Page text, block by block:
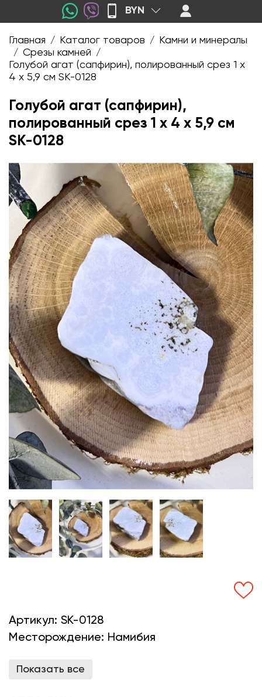
BYN
Главная / Каталог товаров / Камни и минералы
/ Срезы камней /
Голубой агат (сапфирин), полированный срез 1 х
4 х 5,9 см SK-0128
Голубой агат (сапфирин),
полированный срез 1 х 4 х 5,9 см
SK-0128
Артикул: SK-0128
Месторождение: Намибия
Показать все